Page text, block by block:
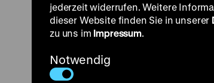
jederzeit widerrufen. Weitere
dieser Website finden Sie in unserer
zu uns im Impressum.
Notwendig